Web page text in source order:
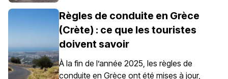
particulier dans les centres-villes, les
ports, les zones piétonnes et les zones
de stationnement réglementé. Les règles
au niveau national, mais le stationnement
en Crète demande une attention
Règles de conduite en Grèce
(Crète) : ce que les touristes
doivent savoir
À la fin de l’année 2025, les règles de
conduite en Grèce ont été mises à jour,